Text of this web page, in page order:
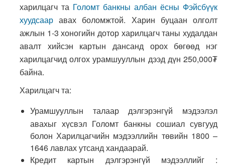
харилцагч та Голомт банкны албан ёсны Фэйсбүүк
хуудсаар авах боломжтой. Харин буцаан олголт
ажлын 1-3 хоногийн дотор харилцагч таны худалдан
авалт хийсэн картын дансанд орох бөгөөд нэг
харилцагчид олгох урамшууллын дээд дүн 250,000₮
байна.
Харилцагч та:
Урамшууллын талаар дэлгэрэнгүй мэдээлэл
авахыг хүсвэл Голомт банкны сошиал сувгууд
болон Харилцагчийн мэдээллийн төвийн 1800 –
1646 лавлах утсанд хандаарай.
Кредит картын дэлгэрэнгүй мэдээллийг :